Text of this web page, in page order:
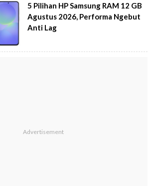
5 Pilihan HP Samsung RAM 12 GB
Agustus 2026, Performa Ngebut
Anti Lag